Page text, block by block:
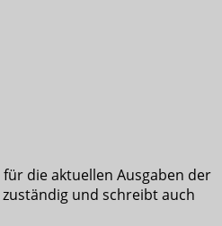
für die aktuellen Ausgaben der
und schreibt auch